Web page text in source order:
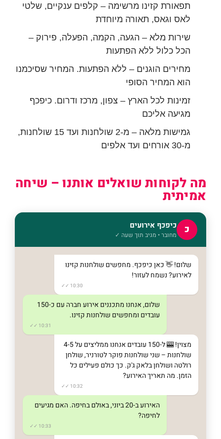
תפאורת קזינו מרשימה – קלפים ענקיים, שלטי
לאס וגאס, תאורה מיוחדת
שירות מלא – הגעה, הקמה, הפעלה, פירוק –
הכל כלול ללא הפתעות
מחירים הוגנים – ללא הפתעות. המחיר שסיכמנו
הוא המחיר הסופי
זמינות לכל הארץ – צפון, מרכז ודרום. כיפכף
מגיעה אליכם
גמישות מלאה – מ-2 שולחנות ועד 15 שולחנות,
מ-30 אורחים ועד אלפים
מה לקוחות שואלים אותנו – שיחה
אמיתית
כ כיפכף אירועים
מחובר • מגיב תוך שעה ✓
שלום! 👋 כאן כיפכף. מחפשים שולחנות קזינו
לאירוע? נשמח לעזור!
10:30 ✓✓
שלום, אנחנו מתכננים אירוע חברה עם כ-150
עובדים ומחפשים שולחנות קזינו.
10:31 ✓✓
מצוין! 🎰 ל-150 עובדים אנחנו ממליצים על 4-5
שולחנות – שני שולחנות פוקר לטורניר, שולחן
רולטה ושולחן בלאק ג'ק. כך כולם פעילים כל
הזמן. מה תאריך האירוע?
10:32 ✓✓
האירוע ב-20 ביוני, באולם בחיפה. האם מגיעים
לחיפה?
10:33 ✓✓